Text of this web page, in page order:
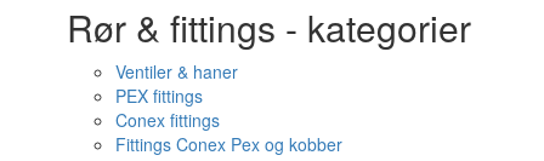
Rør & fittings - kategorier
Ventiler & haner
PEX fittings
Conex fittings
Fittings Conex Pex og kobber